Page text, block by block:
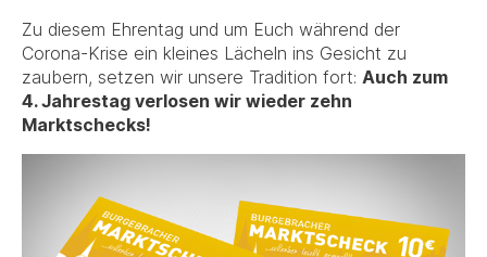
Zu diesem Ehrentag und um Euch während der
Corona-Krise ein kleines Lächeln ins Gesicht zu
zaubern, setzen wir unsere Tradition fort: Auch zum
4. Jahrestag verlosen wir wieder zehn
Marktschecks!